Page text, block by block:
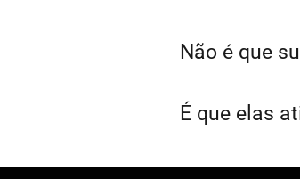
Não é que
É que elas